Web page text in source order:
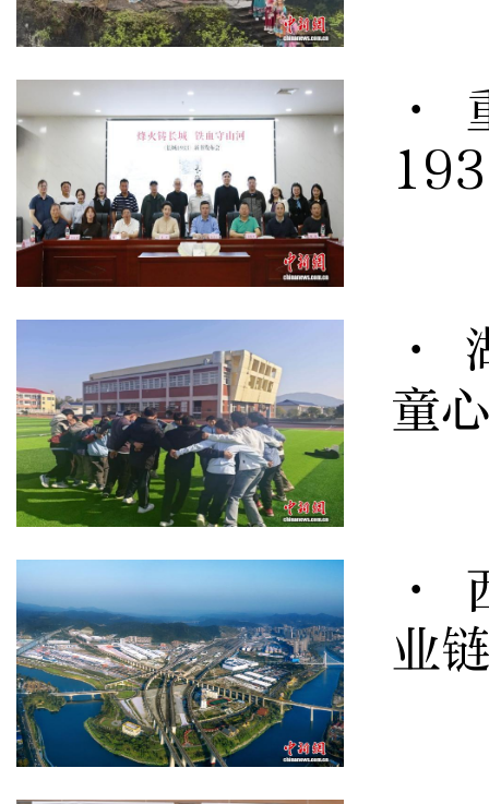
·
·
童
·
业